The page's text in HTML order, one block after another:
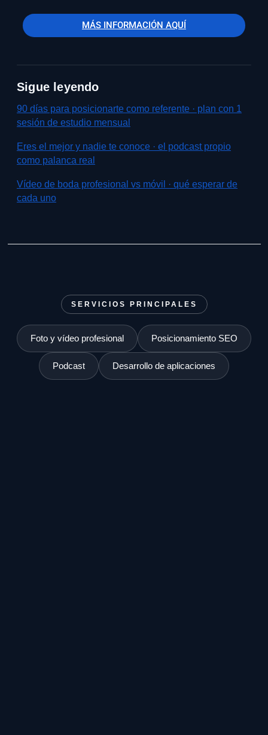
MÁS INFORMACIÓN AQUÍ
Sigue leyendo
90 días para posicionarte como referente · plan con 1
sesión de estudio mensual
Eres el mejor y nadie te conoce · el podcast propio
como palanca real
Vídeo de boda profesional vs móvil · qué esperar de
cada uno
SERVICIOS PRINCIPALES
Foto y vídeo profesional Posicionamiento SEO
Podcast Desarrollo de aplicaciones